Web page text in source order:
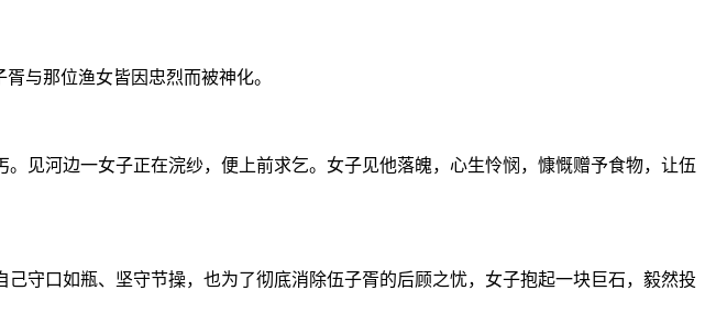
与那位渔女皆因忠烈而被神化。
见河边一女子正在浣纱，便上前求乞。女子见他落魄，心生怜悯，慷慨赠予食物，让伍
守口如瓶、坚守节操，也为了彻底消除伍子胥的后顾之忧，女子抱起一块巨石，毅然投